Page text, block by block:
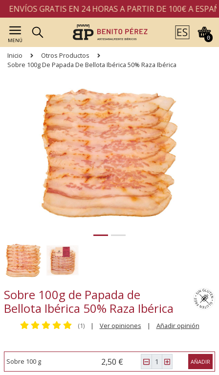
GRATIS EN 24 HORAS A PARTIR DE 100€ A ESPAÑA
MENÚ 0
Inicio
Otros Productos
Sobre 100g De Papada De Bellota Ibérica 50% Raza Ibérica
Sobre 100g de Papada de
Bellota Ibérica 50% Raza Ibérica
(1) | Ver opiniones | Añadir opinión
Sobre 100 g 2,50 € AÑADIR